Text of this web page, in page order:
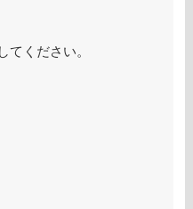
てください。